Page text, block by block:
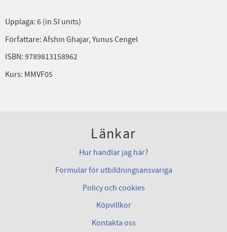
Upplaga: 6 (in SI units)
Författare: Afshin Ghajar, Yunus Cengel
ISBN: 9789813158962
Kurs: MMVF05
Länkar
Hur handlar jag här?
Formulär för utbildningsansvariga
Policy och cookies
Köpvillkor
Kontakta oss